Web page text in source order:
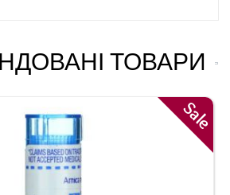
ТОВАРИ
Sale